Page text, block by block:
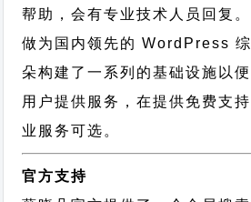
帮助，会有专业技术人员回复。
做为国内领先的 WordPress
朵构建了一系列的基础设施以
用户提供服务，在提供免费支
业服务可选。
官方支持